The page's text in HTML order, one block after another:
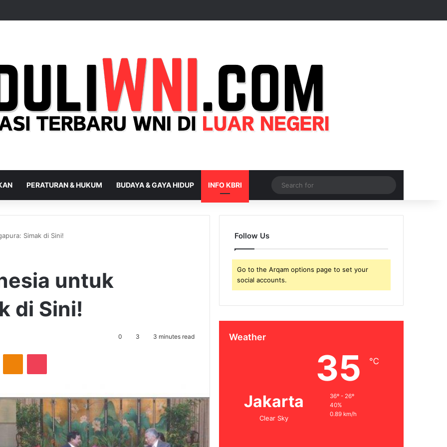
PERATURAN & HUKUM BUDAYA & GAYA HIDUP INFO KBRI
for
Simak di Sini!
untuk
di Sini!
0 3 3 minutes read
Follow Us
Go to the Arqam options page to set your
social accounts.
Weather
Jakarta
Clear Sky
35 ℃
36º - 26º
40%
0.89 km/h